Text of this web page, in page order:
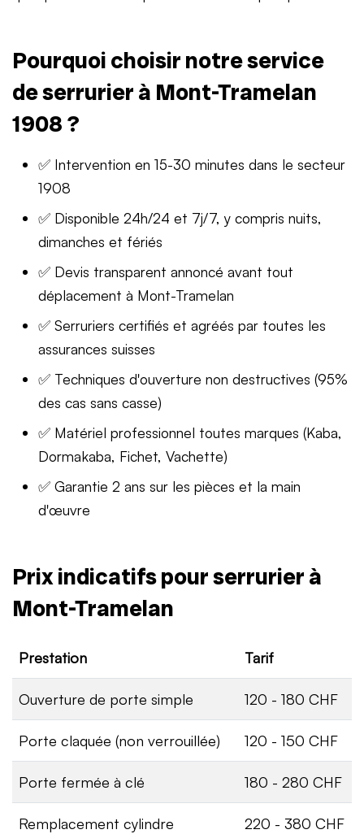
Pourquoi choisir notre service
de serrurier à Mont-Tramelan
1908 ?
✅ Intervention en 15-30 minutes dans le secteur
1908
✅ Disponible 24h/24 et 7j/7, y compris nuits,
dimanches et fériés
✅ Devis transparent annoncé avant tout
déplacement à Mont-Tramelan
✅ Serruriers certifiés et agréés par toutes les
assurances suisses
✅ Techniques d'ouverture non destructives (95%
des cas sans casse)
✅ Matériel professionnel toutes marques (Kaba,
Dormakaba, Fichet, Vachette)
✅ Garantie 2 ans sur les pièces et la main
d'œuvre
Prix indicatifs pour serrurier à
Mont-Tramelan
Prestation Tarif
Ouverture de porte simple 120 - 180 CHF
Porte claquée (non verrouillée) 120 - 150 CHF
Porte fermée à clé 180 - 280 CHF
Remplacement cylindre
220 - 380 CHF